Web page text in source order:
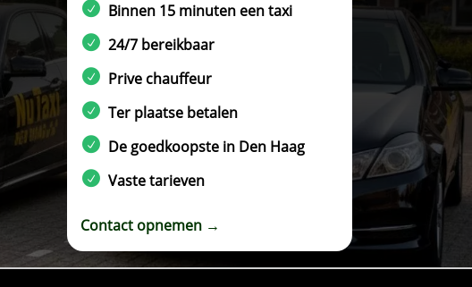
Binnen 15 minuten een taxi
24/7 bereikbaar
Prive chauffeur
Ter plaatse betalen
De goedkoopste in Den Haag
Vaste tarieven
Contact opnemen →